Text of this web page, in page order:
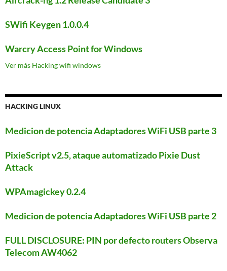
SWifi Keygen 1.0.0.4
Warcry Access Point for Windows
Ver más Hacking wifi windows
HACKING LINUX
Medicion de potencia Adaptadores WiFi USB parte 3
PixieScript v2.5, ataque automatizado Pixie Dust
Attack
WPAmagickey 0.2.4
Medicion de potencia Adaptadores WiFi USB parte 2
FULL DISCLOSURE: PIN por defecto routers Observa
Telecom AW4062